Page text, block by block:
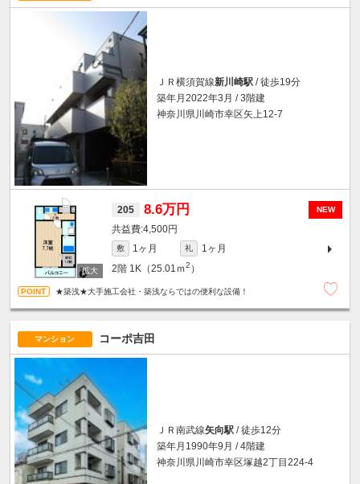
ＪＲ横須賀線新川崎駅 / 徒歩19分
築年月2022年3月 / 3階建
神奈川県川崎市幸区矢上12-7
NEW
205 8.6万円
4,500円
敷 1ヶ月 礼
1ヶ月
2階 1K（25.01ｍ2 ）
★築浅★大手施工会社・築浅ならではの便利な設備！
マンション コーポ吉田
ＪＲ南武線矢向駅 / 徒歩12分
築年月1990年9月 / 4階建
神奈川県川崎市幸区塚越2丁目224-4